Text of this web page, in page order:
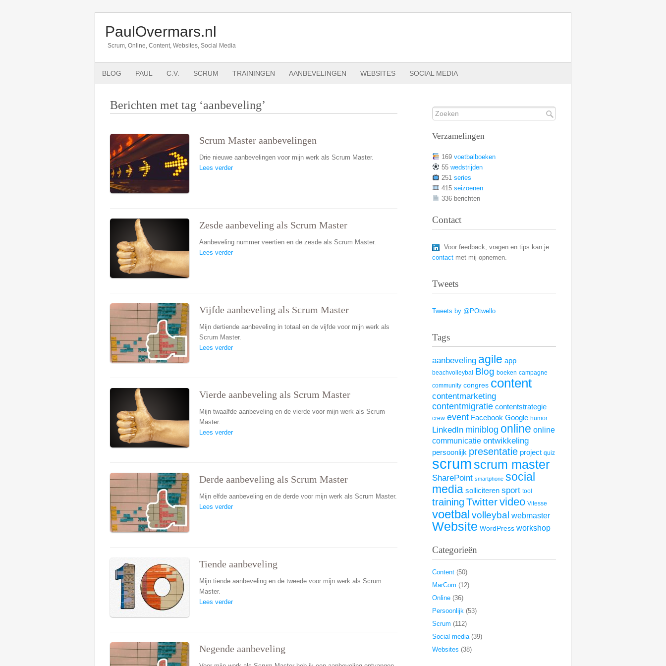
PaulOvermars.nl
Scrum, Online, Content, Websites, Social Media
BLOG PAUL C.V. SCRUM TRAININGEN AANBEVELINGEN WEBSITES SOCIAL MEDIA
Berichten met tag ‘aanbeveling’
Scrum Master aanbevelingen
Drie nieuwe aanbevelingen voor mijn werk als Scrum Master.
Lees verder
Zesde aanbeveling als Scrum Master
Aanbeveling nummer veertien en de zesde als Scrum Master.
Lees verder
Vijfde aanbeveling als Scrum Master
Mijn dertiende aanbeveling in totaal en de vijfde voor mijn werk als
Scrum Master.
Lees verder
Vierde aanbeveling als Scrum Master
Mijn twaalfde aanbeveling en de vierde voor mijn werk als Scrum
Master.
Lees verder
Derde aanbeveling als Scrum Master
Mijn elfde aanbeveling en de derde voor mijn werk als Scrum Master.
Lees verder
Tiende aanbeveling
Mijn tiende aanbeveling en de tweede voor mijn werk als Scrum
Master.
Lees verder
Negende aanbeveling
Verzamelingen
169 voetbalboeken
55 wedstrijden
251 series
415 seizoenen
336 berichten
Contact
Voor feedback, vragen en tips kan je
contact met mij opnemen.
Tweets
Tweets by @POtwello
Tags
aanbeveling agile app
beachvolleybal Blog boeken campagne
community congres content
contentmarketing
contentmigratie contentstrategie
crew event Facebook Google humor
LinkedIn miniblog online online
communicatie ontwikkeling
persoonlijk presentatie project quiz
scrum scrum master
SharePoint smartphone social
media solliciteren sport tool
training Twittervideo Vitesse
voetbal volleybal webmaster
Website WordPress workshop
Categorieën
Content (50)
MarCom (12)
Online (36)
Persoonlijk (53)
Scrum (112)
Social media(39)
Websites (38)